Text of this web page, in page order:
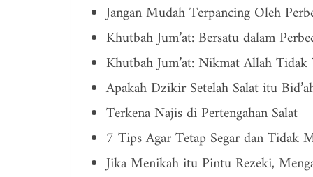
Jangan Mudah Terpancing Oleh
Khutbah Jum’at: Bersatu dalam
Khutbah Jum’at: Nikmat Allah Tidak
Apakah Dzikir Setelah Salat itu
Terkena Najis di Pertengahan Salat
7 Tips Agar Tetap Segar dan Tidak
Jika Menikah itu Pintu Rezeki,